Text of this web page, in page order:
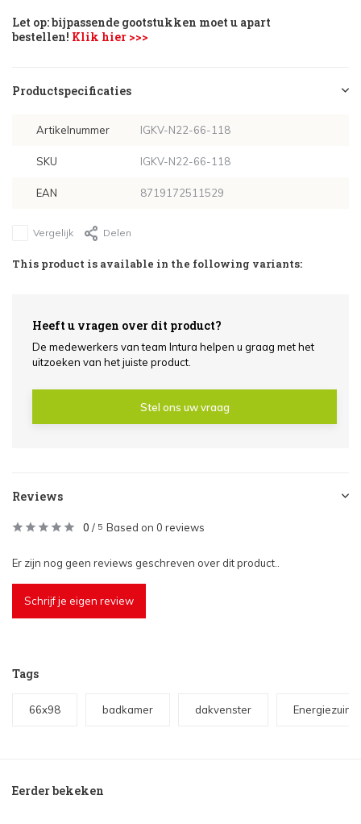
Let op: bijpassende gootstukken moet u apart
bestellen! Klik hier >>>
Productspecificaties
Artikelnummer IGKV-N22-66-118
SKU IGKV-N22-66-118
EAN 8719172511529
Vergelijk Delen
This product is available in the following variants:
Heeft u vragen over dit product?
De medewerkers van team Intura helpen u graag met het
uitzoeken van het juiste product.
Stel ons uw vraag
Reviews
0 / 5 Based on 0 reviews
Er zijn nog geen reviews geschreven over dit product..
Schrijf je eigen review
Tags
66x98 badkamer dakvenster
Eerder bekeken